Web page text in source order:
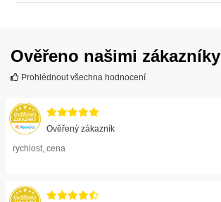
Ověřeno našimi zákazníky
Prohlédnout všechna hodnocení
Ověřený zákazník
rychlost, cena